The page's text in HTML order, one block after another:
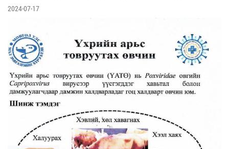
2024-07-17